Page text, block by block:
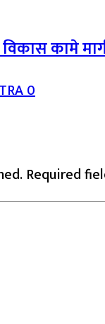
कामे
0
Required